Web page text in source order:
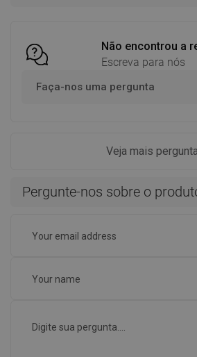
Não encontrou a
Escreva para nós
Faça-nos uma pergunta
Veja mais
Pergunte-nos sobre o